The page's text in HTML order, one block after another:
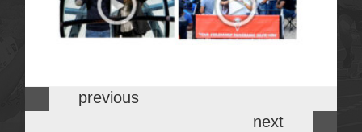
previous
next